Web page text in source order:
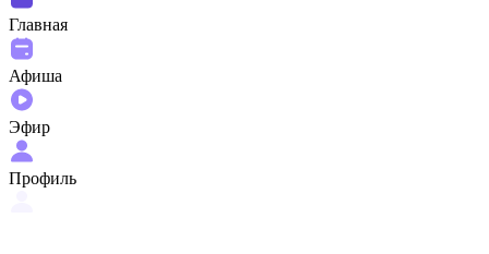
Главная
Афиша
Эфир
Профиль